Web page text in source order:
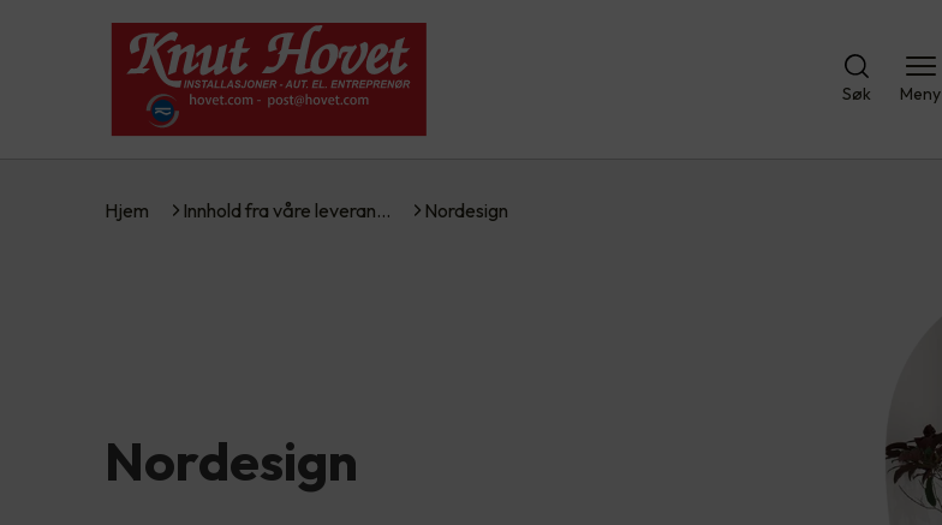
Søk Meny
Hjem Innhold fra våre leveran… Nordesign
Nordesign